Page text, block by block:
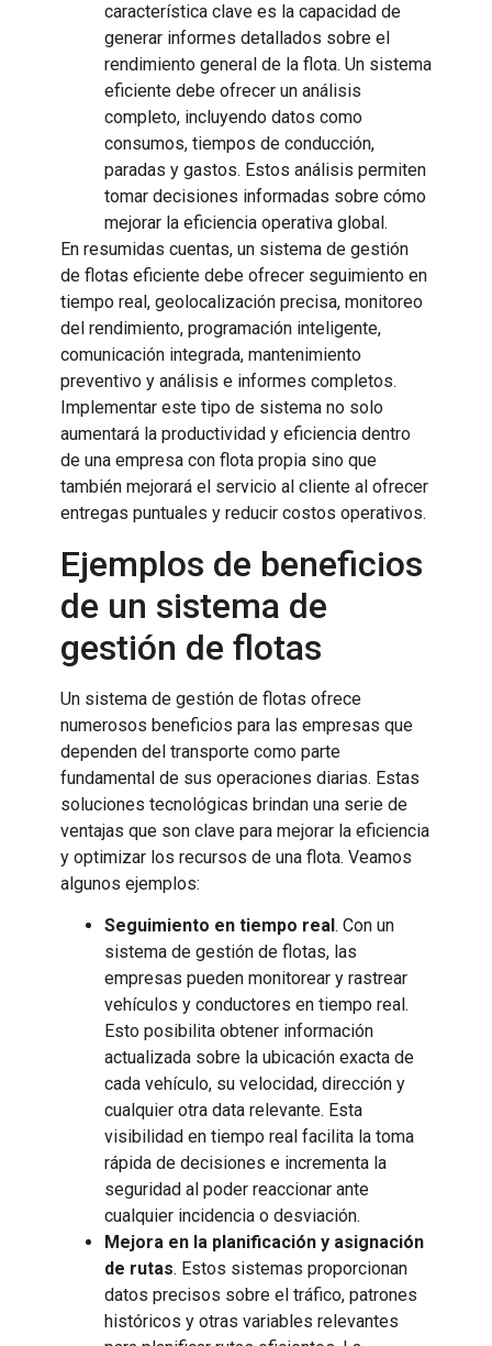
característica clave es la capacidad de
generar informes detallados sobre el
rendimiento general de la flota. Un sistema
eficiente debe ofrecer un análisis
completo, incluyendo datos como
consumos, tiempos de conducción,
paradas y gastos. Estos análisis permiten
tomar decisiones informadas sobre cómo
mejorar la eficiencia operativa global.
En resumidas cuentas, un sistema de gestión
de flotas eficiente debe ofrecer seguimiento en
tiempo real, geolocalización precisa, monitoreo
del rendimiento, programación inteligente,
comunicación integrada, mantenimiento
preventivo y análisis e informes completos.
Implementar este tipo de sistema no solo
aumentará la productividad y eficiencia dentro
de una empresa con flota propia sino que
también mejorará el servicio al cliente al ofrecer
entregas puntuales y reducir costos operativos.
Ejemplos de beneficios
de un sistema de
gestión de flotas
Un sistema de gestión de flotas ofrece
numerosos beneficios para las empresas que
dependen del transporte como parte
fundamental de sus operaciones diarias. Estas
soluciones tecnológicas brindan una serie de
ventajas que son clave para mejorar la eficiencia
y optimizar los recursos de una flota. Veamos
algunos ejemplos:
Seguimiento en tiempo real. Con un
sistema de gestión de flotas, las
empresas pueden monitorear y rastrear
vehículos y conductores en tiempo real.
Esto posibilita obtener información
actualizada sobre la ubicación exacta de
cada vehículo, su velocidad, dirección y
cualquier otra data relevante. Esta
visibilidad en tiempo real facilita la toma
rápida de decisiones e incrementa la
seguridad al poder reaccionar ante
cualquier incidencia o desviación.
Mejora en la planificación y asignación
de rutas. Estos sistemas proporcionan
datos precisos sobre el tráfico, patrones
históricos y otras variables relevantes